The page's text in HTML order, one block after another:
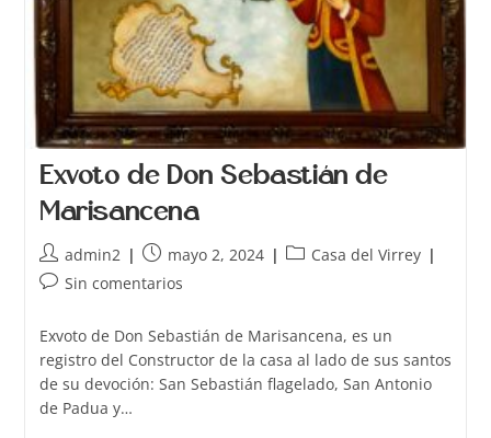
Exvoto de Don Sebastián de
Marisancena
admin2 mayo 2, 2024
Casa del Virrey
Sin comentarios
Exvoto de Don Sebastián de Marisancena, es un
registro del Constructor de la casa al lado de sus santos
de su devoción: San Sebastián flagelado, San Antonio
de Padua y…